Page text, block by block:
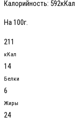
Калорийность: 592кКал
На 100г.
211
кКал
14
Белки
6
Жиры
24